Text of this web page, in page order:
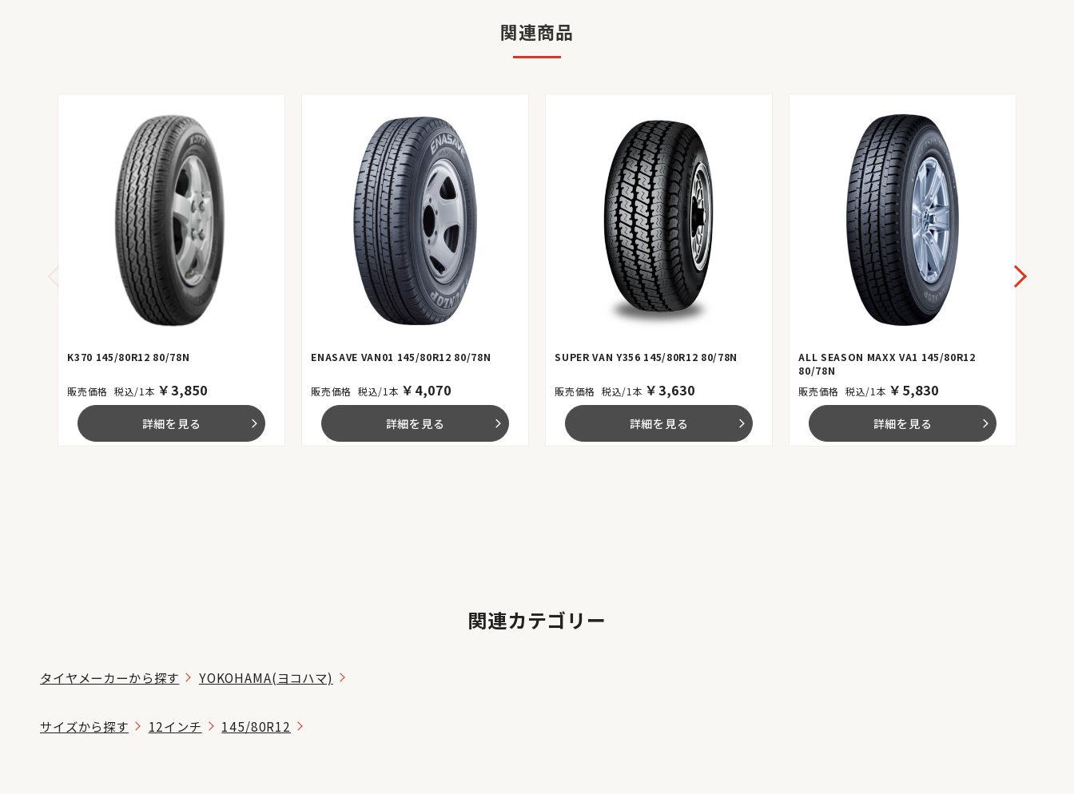
関連商品
K370 145/80R12 80/78N
税込/1本 ￥3,850
詳細を見る arrow_forward_ios
ENASAVE VAN01 145/80R12 80/78N
税込/1本 ￥ 4,070
詳細を見る arrow_forward_ios
SUPER VAN Y356 145/80R12 80/78N
税込/1本 ￥3,630
詳細を見る arrow_forward_ios
ALL SEASON MAXX VA1 145/80R12
80/78N
税込/1本 ￥ 5,830
詳細を見る arrow_forward_ios
関連カテゴリー
タイヤメーカーから探す YOKOHAMA(ヨコハマ)
サイズから探す 12インチ 145/80R12